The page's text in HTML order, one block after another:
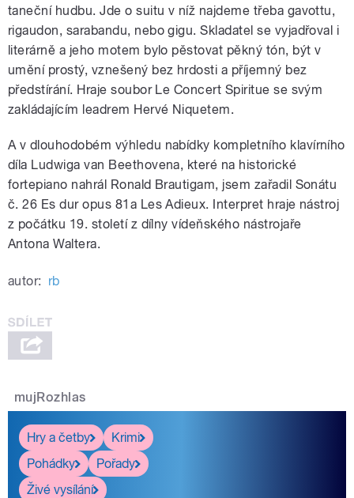
taneční hudbu. Jde o suitu v níž najdeme třeba gavottu,
rigaudon, sarabandu, nebo gigu. Skladatel se vyjadřoval i
literárně a jeho motem bylo pěstovat pěkný tón, být v
umění prostý, vznešený bez hrdosti a příjemný bez
předstírání. Hraje soubor Le Concert Spiritue se svým
zakládajícím leadrem Hervé Niquetem.
A v dlouhodobém výhledu nabídky kompletního klavírního
díla Ludwiga van Beethovena, které na historické
fortepiano nahrál Ronald Brautigam, jsem zařadil Sonátu
č. 26 Es dur opus 81a Les Adieux. Interpret hraje nástroj
z počátku 19. století z dílny vídeňského nástrojaře
Antona Waltera.
autor: rb
mujRozhlas
Hry a četby
Krimi
Pohádky
Pořady
Živé vysílání